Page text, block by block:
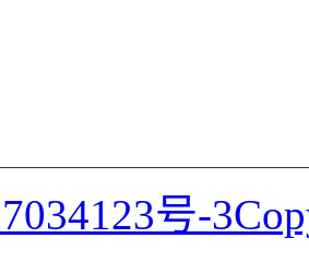
号-